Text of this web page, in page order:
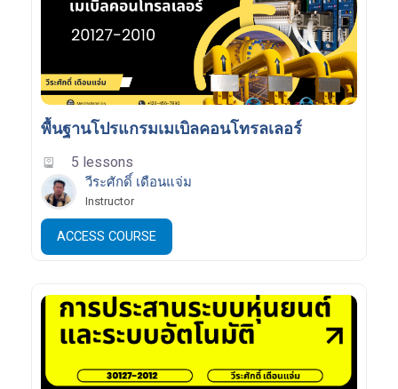
พื้นฐานโปรแกรมเมเบิลคอนโทรลเลอร์
5 lessons
วีระศักดิ์ เดือนแจ่ม
Instructor
ACCESS COURSE